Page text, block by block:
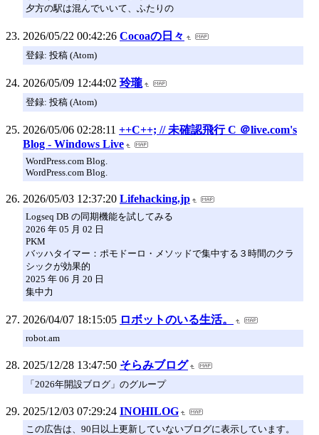
夕方の駅は混んでいいて、ふたりの
2026/05/22 00:42:26 Cocoaの日々
登録: 投稿 (Atom)
2026/05/09 12:44:02 玲瓏
登録: 投稿 (Atom)
2026/05/06 02:28:11 ++C++; // 未確認飛行 C ＠live.com's
Blog - Windows Live
WordPress.com Blog.
WordPress.com Blog.
2026/05/03 12:37:20 Lifehacking.jp
Logseq DB の同期機能を試してみる
2026 年 05 月 02 日
PKM
バッハタイマー：ポモドーロ・メソッドで集中する３時間のクラ
シックが効果的
2025 年 06 月 20 日
集中力
2026/04/07 18:15:05 ロボットのいる生活。
robot.am
2025/12/28 13:47:50 そらみブログ
「2026年開設ブログ」のグループ
2025/12/03 07:29:24 INOHILOG
この広告は、90日以上更新していないブログに表示しています。